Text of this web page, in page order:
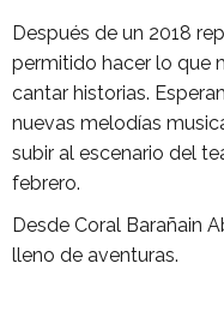
Después de un 2018
permitido hacer lo que
cantar historias.
nuevas melodías
subir al escenario del
febrero.
Desde Coral Barañain
lleno de aventuras.